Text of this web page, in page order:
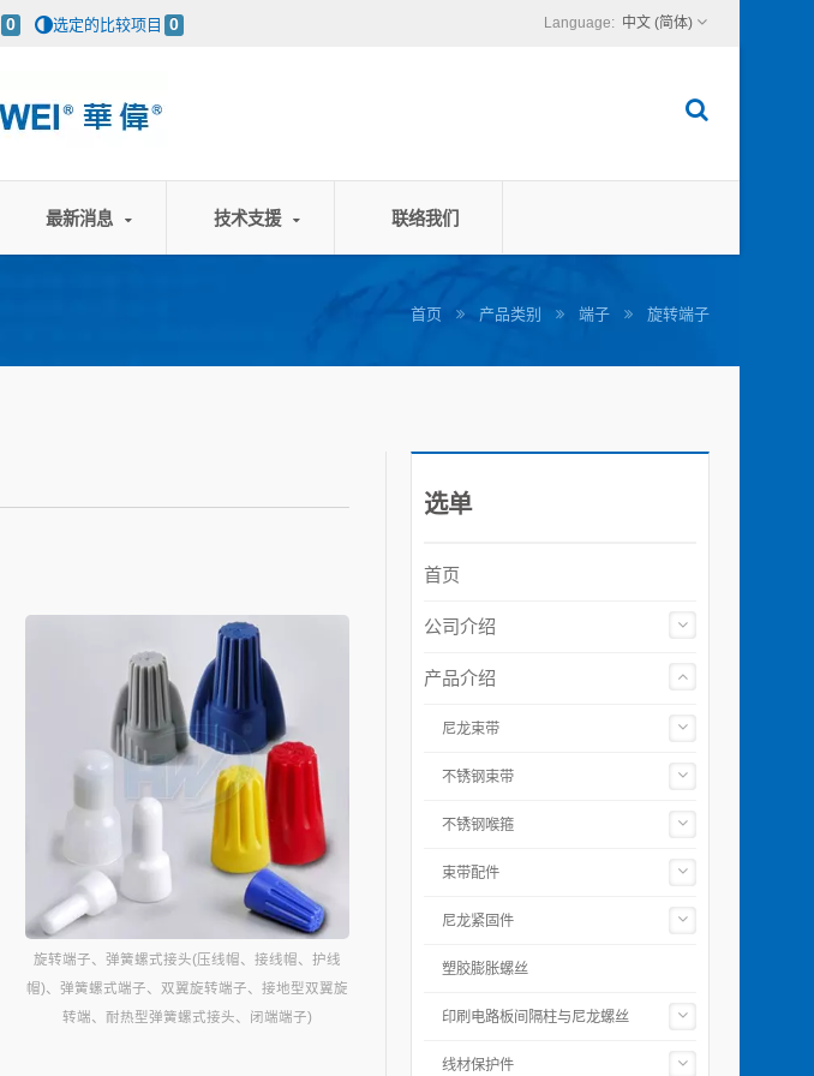
0 选定的比较项目 0 中文 (简体)
最新消息 技术支援 联络我们
首页 产品类别 端子 旋转端子
旋转端子、弹簧螺式接头(压线帽、接线帽、护线
帽)、弹簧螺式端子、双翼旋转端子、接地型双翼旋
转端、耐热型弹簧螺式接头、闭端端子)
选单
首页
公司介绍
产品介绍
尼龙束带
不锈钢束带
不锈钢喉箍
束带配件
尼龙紧固件
塑胶膨胀螺丝
印刷电路板间隔柱与尼龙螺丝
线材保护件